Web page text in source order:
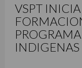
VSPT